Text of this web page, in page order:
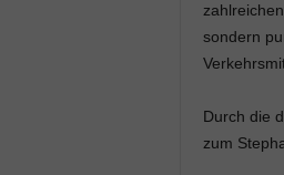
sondern
Durch die
zum